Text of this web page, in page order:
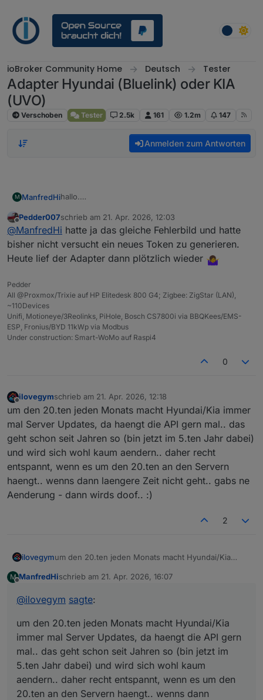
ioBroker Community Home Deutsch Tester
Adapter Hyundai (Bluelink) oder KIA
(UVO)
Verschoben Tester 2.5k 161 1.2m 147
Anmelden zum Antworten
M ManfredHihallo.
bluelink.0
2026-04-21 11:39:18.123	error	next
bluelink.0
2026-04-21 11:39:18.123	error	Server
Wenn ich die Registrierung neu durchführe, dann
PS Z:\> python .\bluelinktoken.py --brand
The script will wait for you to complete
Redirecting to: https://idpconnect-
- [3] Waiting for redirect URLwith code
- [4] Waiting for redirect URLwith code
- [5] Waiting for redirect URLwith code
- [6] Waiting for redirect URLwith code
- [7] Waiting for redirect URLwith code
- [8] Waiting for redirect URLwith code
- [9] Waiting for redirect URLwith code
- [10] Waiting for redirect URLwith code
❌ Failed to get redirected to correct URL,
Offline
Pedder007schrieb am 21. Apr. 2026, 12:03
zuletzt editiert von
@ManfredHi hatte ja das gleiche Fehlerbild und hatte
bisher nicht versucht ein neues Token zu generieren.
Heute lief der Adapter dann plötzlich wieder
Pedder
All @Proxmox/Trixie auf HP Elitedesk 800 G4; Zigbee: ZigStar (LAN),
~110Devices
Unifi, Motioneye/3Reolinks, PiHole, Bosch CS7800i via BBQKees/EMS-
ESP, Fronius/BYD 11kWp via Modbus
Under construction: Smart-WoMo auf Raspi4
0
Offline
ilovegymschrieb am 21. Apr. 2026, 12:18
zuletzt editiert von
um den 20.ten jeden Monats macht Hyundai/Kia immer
mal Server Updates, da haengt die API gern mal.. das
geht schon seit Jahren so (bin jetzt im 5.ten Jahr dabei)
und wird sich wohl kaum aendern.. daher recht
entspannt, wenn es um den 20.ten an den Servern
haengt.. wenns dann laengere Zeit nicht geht.. gabs ne
Aenderung - dann wirds doof.. :)
2
ilovegymum den 20.ten jeden Monats macht Hyundai/Kia
mal.. das geht schon seit Jahren so (bin jetzt im 5.ten
recht entspannt, wenn es um den 20.ten an den
geht.. gabs ne Aenderung - dann wirds doof.. :)
M ManfredHischrieb am 21. Apr. 2026, 16:07
zuletzt editiert von
@ilovegym sagte:
um den 20.ten jeden Monats macht Hyundai/Kia
immer mal Server Updates, da haengt die API gern
mal.. das geht schon seit Jahren so (bin jetzt im
5.ten Jahr dabei) und wird sich wohl kaum
aendern.. daher recht entspannt, wenn es um den
20.ten an den Servern haengt.. wenns dann